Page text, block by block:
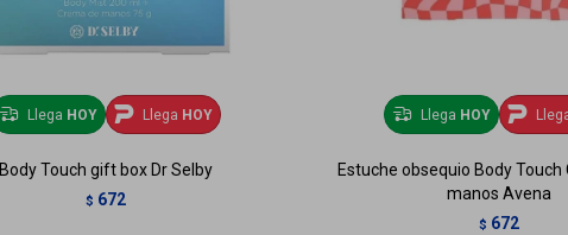
Llega HOY Llega HOY
Body Touch gift box Dr Selby
$ 672
Llega HOY
Estuche obsequio Body Touch
manos Avena
$ 672